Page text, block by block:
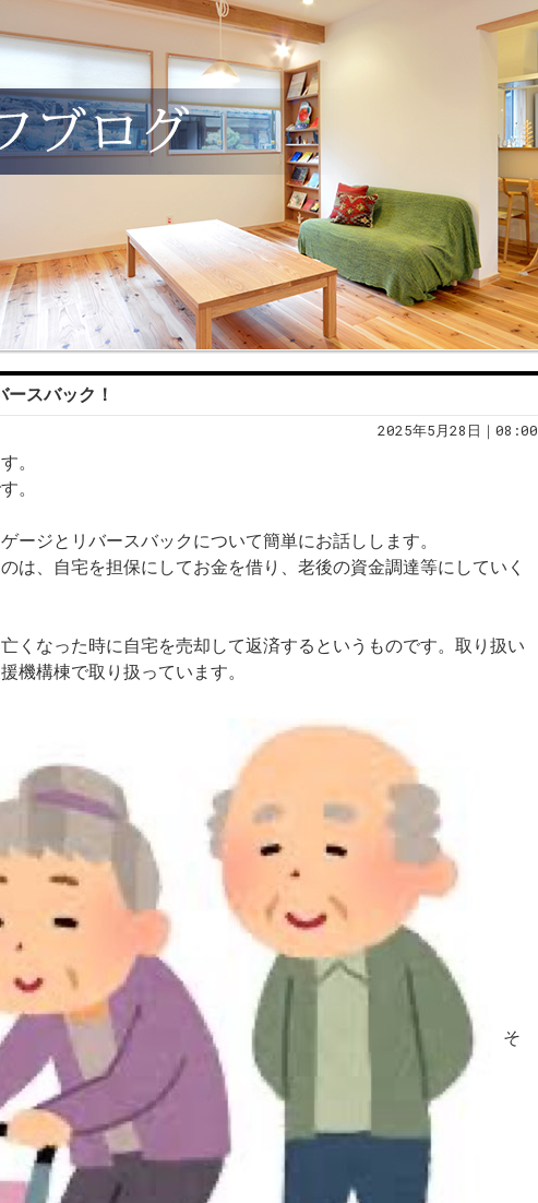
ースバック！
2025年5月28日｜08:00
。
。
ージとリバースバックについて簡単にお話しします。
は、自宅を担保にしてお金を借り、老後の資金調達等にしていく
くなった時に自宅を売却して返済するというものです。取り扱い
機構棟で取り扱っています。
そ